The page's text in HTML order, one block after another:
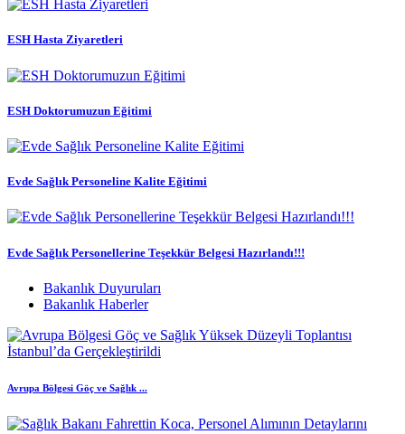
ESH Hasta Ziyaretleri
ESH Doktorumuzun Eğitimi
Evde Sağlık Personeline Kalite Eğitimi
Evde Sağlık Personellerine Teşekkür Belgesi Hazırlandı!!!
Bakanlık Duyuruları
Bakanlık Haberler
Avrupa Bölgesi Göç ve Sağlık ...